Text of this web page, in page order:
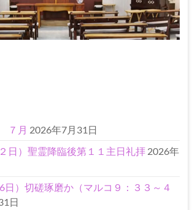
７月 2026年7月31日
日）聖霊降臨後第１１主日礼拝 2026年
日）切磋琢磨か（マルコ９：３３～４
日